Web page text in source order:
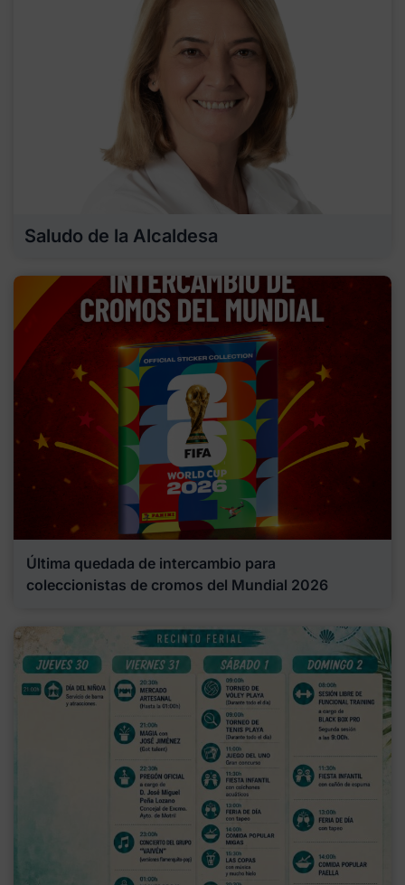
Saludo de la Alcaldesa
Última quedada de intercambio para
coleccionistas de cromos del Mundial 2026